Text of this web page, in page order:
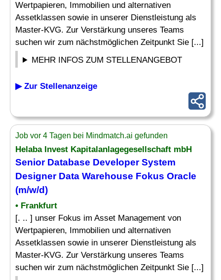
Wertpapieren, Immobilien und alternativen
Assetklassen sowie in unserer Dienstleistung als
Master-KVG. Zur Verstärkung unseres Teams
suchen wir zum nächstmöglichen Zeitpunkt Sie [...]
MEHR INFOS ZUM STELLENANGEBOT
▶ Zur Stellenanzeige
Job vor 4 Tagen bei Mindmatch.ai gefunden
Helaba Invest Kapitalanlagegesellschaft mbH
Senior Database DeveloperSystem
Designer Data Warehouse Fokus Oracle
(m/w/d)
• Frankfurt
[. .. ] unser Fokus im Asset Management von
Wertpapieren, Immobilien und alternativen
Assetklassen sowie in unserer Dienstleistung als
Master-KVG. Zur Verstärkung unseres Teams
suchen wir zum nächstmöglichen Zeitpunkt Sie [...]